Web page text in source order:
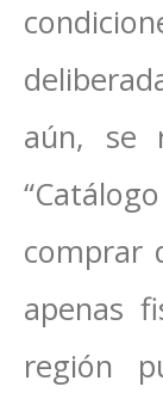
aún, se
comprar
apenas
región